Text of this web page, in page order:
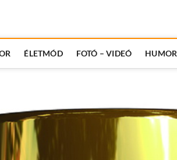
ÉLETMÓD FOTÓ – VIDEÓ HUMOR